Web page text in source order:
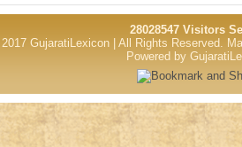
28028547 Visitors
GujaratiLexicon | All Rights Reserved.
Powered by